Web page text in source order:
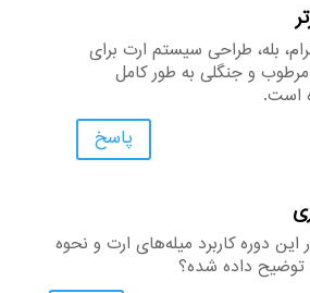
بله، طراحی سیستم ارت برای
و جنگلی به طور کامل
است.
پاسخ
این دوره کاربرد میله‌های ارت و نحوه
داده شده؟